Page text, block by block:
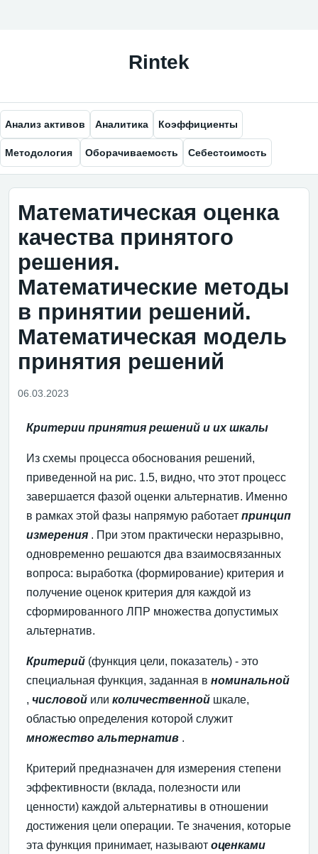
Анализ активов Аналитика Коэффициенты
Методология Оборачиваемость Себестоимость
Математическая оценка
качества принятого
решения.
Математические методы
в принятии решений.
Математическая модель
принятия решений
06.03.2023
Критерии принятия решений и их шкалы
Из схемы процесса обоснования решений,
приведенной на рис. 1.5, видно, что этот процесс
завершается фазой оценки альтернатив. Именно
в рамках этой фазы напрямую работает принцип
измерения . При этом практически неразрывно,
одновременно решаются два взаимосвязанных
вопроса: выработка (формирование) критерия и
получение оценок критерия для каждой из
сформированного ЛПР множества допустимых
альтернатив.
Критерий (функция цели, показатель) - это
специальная функция, заданная в номинальной
, числовой или количественной шкале,
областью определения которой служит
множество альтернатив .
Критерий предназначен для измерения степени
эффективности (вклада, полезности или
ценности) каждой альтернативы в отношении
достижения цели операции. Те значения, которые
эта функция принимает, называют оценками